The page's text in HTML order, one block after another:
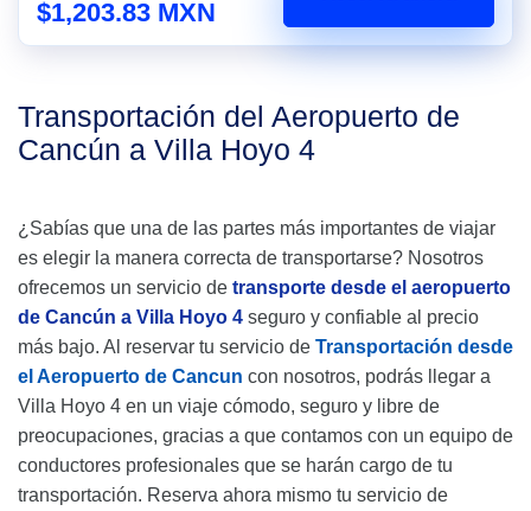
$1,203.83 MXN
Transportación del Aeropuerto de
Cancún a Villa Hoyo 4
¿Sabías que una de las partes más importantes de viajar
es elegir la manera correcta de transportarse? Nosotros
ofrecemos un servicio de transporte desde el aeropuerto
de Cancún a Villa Hoyo 4 seguro y confiable al precio
más bajo. Al reservar tu servicio de Transportación desde
el Aeropuerto de Cancun con nosotros, podrás llegar a
Villa Hoyo 4 en un viaje cómodo, seguro y libre de
preocupaciones, gracias a que contamos con un equipo de
conductores profesionales que se harán cargo de tu
transportación. Reserva ahora mismo tu servicio de